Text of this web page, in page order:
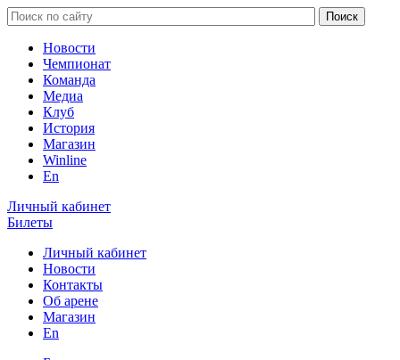
Новости
Чемпионат
Команда
Медиа
Клуб
История
Магазин
Winline
En
Личный кабинет
Билеты
Личный кабинет
Новости
Контакты
Об арене
Магазин
En